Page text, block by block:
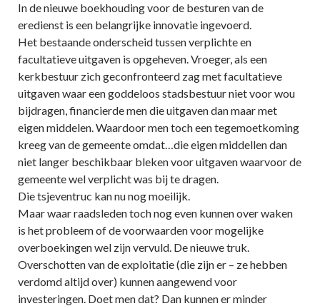
In de nieuwe boekhouding voor de besturen van de
eredienst is een belangrijke innovatie ingevoerd.
Het bestaande onderscheid tussen verplichte en
facultatieve uitgaven is opgeheven. Vroeger, als een
kerkbestuur zich geconfronteerd zag met facultatieve
uitgaven waar een goddeloos stadsbestuur niet voor wou
bijdragen, financierde men die uitgaven dan maar met
eigen middelen. Waardoor men toch een tegemoetkoming
kreeg van de gemeente omdat…die eigen middellen dan
niet langer beschikbaar bleken voor uitgaven waarvoor de
gemeente wel verplicht was bij te dragen.
Die tsjeventruc kan nu nog moeilijk.
Maar waar raadsleden toch nog even kunnen over waken
is het probleem of de voorwaarden voor mogelijke
overboekingen wel zijn vervuld. De nieuwe truk.
Overschotten van de exploitatie (die zijn er – ze hebben
verdomd altijd over) kunnen aangewend voor
investeringen. Doet men dat? Dan kunnen er minder